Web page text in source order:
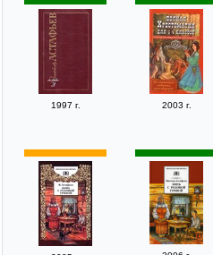
1997 г. 2003 г.